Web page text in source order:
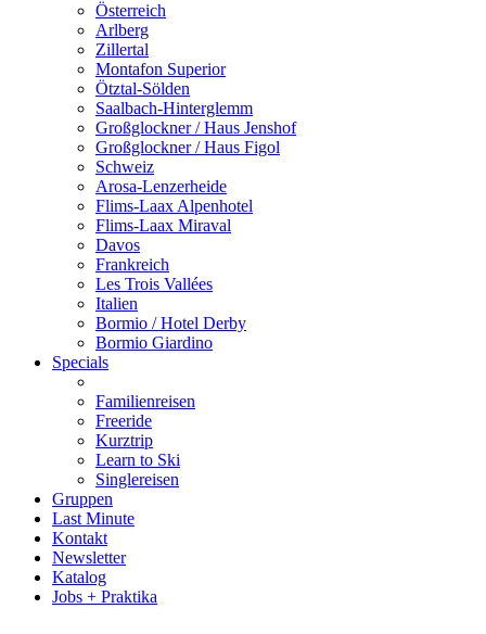
Österreich
Arlberg
Zillertal
Montafon Superior
Ötztal-Sölden
Saalbach-Hinterglemm
Großglockner / Haus Jenshof
Großglockner / Haus Figol
Schweiz
Arosa-Lenzerheide
Flims-Laax Alpenhotel
Flims-Laax Miraval
Davos
Frankreich
Les Trois Vallées
Italien
Bormio / Hotel Derby
Bormio Giardino
Specials
Familienreisen
Freeride
Kurztrip
Learn to Ski
Singlereisen
Gruppen
Last Minute
Kontakt
Newsletter
Katalog
Jobs + Praktika